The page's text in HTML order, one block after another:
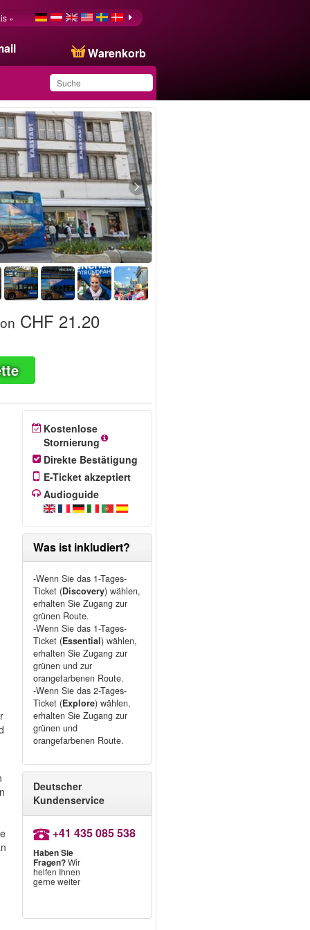
Warenkorb
»
Sie haben dieses
Produkt in Ihrer Liste
gespeichert
CHF 21.20
Kostenlose
Stornierung
Direkte Bestätigung
E-Ticket akzeptiert
Audioguide
Was ist inkludiert?
-Wenn Sie das 1-Tages-
Ticket (Discovery) wählen,
erhalten Sie Zugang zur
grünen Route.
-Wenn Sie das 1-Tages-
Ticket (Essential) wählen,
erhalten Sie Zugang zur
grünen und zur
orangefarbenen Route.
-Wenn Sie das 2-Tages-
Ticket (Explore) wählen,
erhalten Sie Zugang zur
grünen und
orangefarbenen Route.
Deutscher
Kundenservice
+41 435 085 538
Haben Sie
Fragen?Wir
helfen Ihnen
gerne weiter